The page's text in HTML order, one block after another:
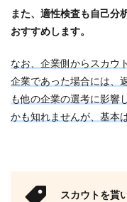
また、適性検査も自己分
おすすめします。
なお、企業側からスカウ
企業であった場合には、
も他の企業の選考に影響
かも知れませんが、基本
スカウトを貰